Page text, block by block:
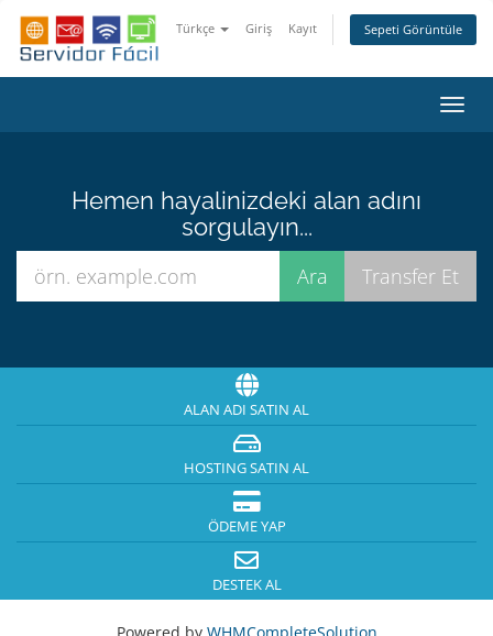
Türkçe Giriş Kayıt Sepeti Görüntüle
Hemen hayalinizdeki alan adını
sorgulayın...
ALAN ADI SATIN AL
HOSTING SATIN AL
ÖDEME YAP
DESTEK AL